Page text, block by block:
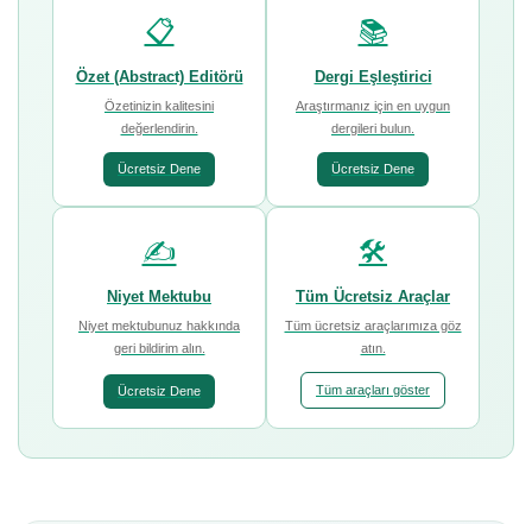
📋
Özet (Abstract) Editörü
Özetinizin kalitesini
değerlendirin.
Ücretsiz Dene
📚
Dergi Eşleştirici
Araştırmanız için en uygun
dergileri bulun.
Ücretsiz Dene
✍️
Niyet Mektubu
Niyet mektubunuz hakkında
geri bildirim alın.
Ücretsiz Dene
🛠️
Tüm Ücretsiz Araçlar
Tüm ücretsiz araçlarımıza göz
atın.
Tüm araçları göster